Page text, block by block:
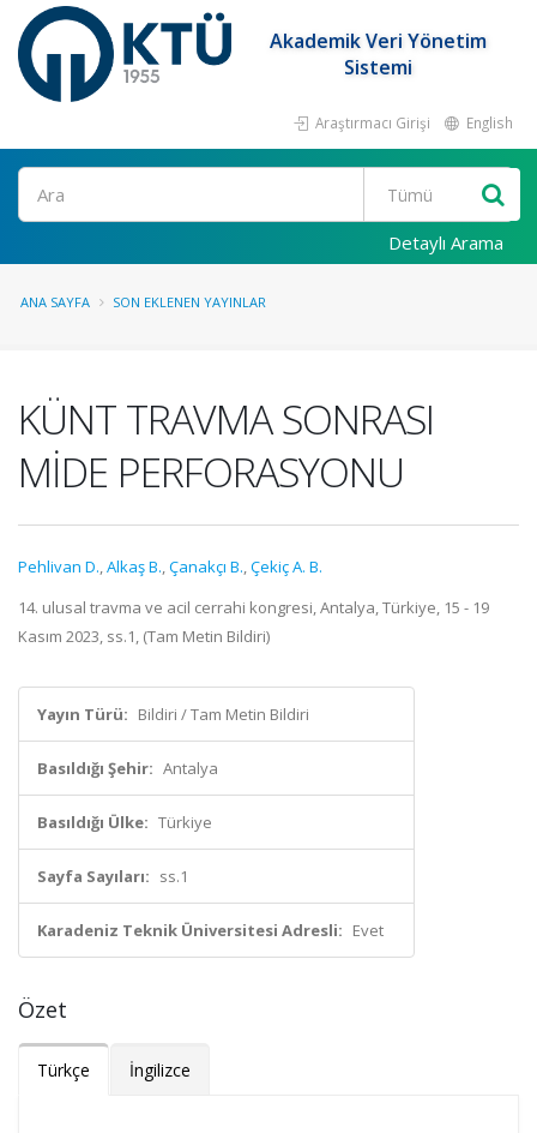
Akademik Veri Yönetim
Sistemi
Araştırmacı Girişi English
Ara
Detaylı Arama
ANA SAYFA SON EKLENEN YAYINLAR
KÜNT TRAVMA SONRASI
MİDE PERFORASYONU
Pehlivan D.,Alkaş B.,Çanakçı B.,Çekiç A. B.
14. ulusal travma ve acil cerrahi kongresi, Antalya, Türkiye, 15 - 19
Kasım 2023, ss.1, (Tam Metin Bildiri)
Yayın Türü: Bildiri / Tam Metin Bildiri
Basıldığı Şehir: Antalya
Basıldığı Ülke: Türkiye
Sayfa Sayıları: ss.1
Karadeniz Teknik Üniversitesi Adresli: Evet
Özet
Türkçe İngilizce